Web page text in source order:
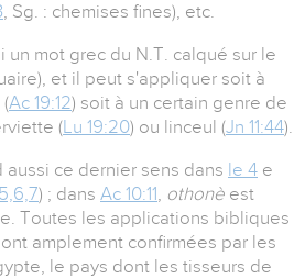
, Sg. : chemises fines), etc.
un mot grec du N.T. calqué sur le
et il peut s'appliquer soit à
Ac 19:12) soit à un certain genre de
(Lu 19:20) ou linceul (Jn 11:44).
aussi ce dernier sens dans le 4 e
) ; dans Ac 10:11, othonè est
Toutes les applications bibliques
amplement confirmées par les
le pays dont les tisseurs de